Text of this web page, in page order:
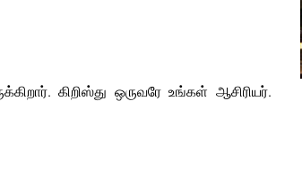
கிறிஸ்து ஒருவரே உங்கள் ஆசிரியர்.